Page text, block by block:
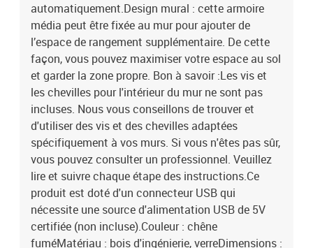
automatiquement.Design mural : cette armoire
média peut être fixée au mur pour ajouter de
l’espace de rangement supplémentaire. De cette
façon, vous pouvez maximiser votre espace au sol
et garder la zone propre. Bon à savoir :Les vis et
les chevilles pour l'intérieur du mur ne sont pas
incluses. Nous vous conseillons de trouver et
d'utiliser des vis et des chevilles adaptées
spécifiquement à vos murs. Si vous n'êtes pas sûr,
vous pouvez consulter un professionnel. Veuillez
lire et suivre chaque étape des instructions.Ce
produit est doté d'un connecteur USB qui
nécessite une source d'alimentation USB de 5V
certifiée (non incluse).Couleur : chêne
fuméMatériau : bois d'ingénierie, verreDimensions :